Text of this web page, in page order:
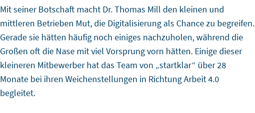
Mit seiner Botschaft macht Dr. Thomas Mill den kleinen und
mittleren Betrieben Mut, die Digitalisierung als Chance zu begreifen.
Gerade sie hätten häufig noch einiges nachzuholen, während die
Großen oft die Nase mit viel Vorsprung vorn hätten. Einige dieser
kleineren Mitbewerber hat das Team von „startklar“ über 28
Monate bei ihren Weichenstellungen in Richtung Arbeit 4.0
begleitet.